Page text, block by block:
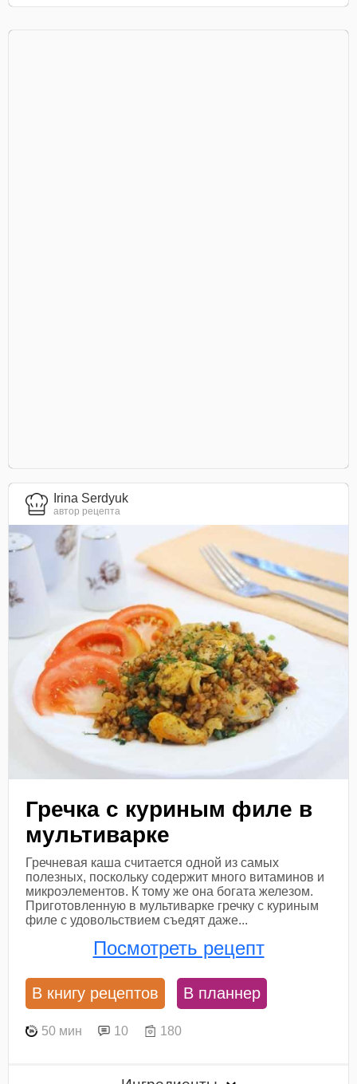
Irina Serdyuk
автор рецепта
Гречка с куриным филе в
мультиварке
Гречневая каша считается одной из самых
полезных, поскольку содержит много витаминов и
микроэлементов. К тому же она богата железом.
Приготовленную в мультиварке гречку с куриным
филе с удовольствием съедят даже...
Посмотреть рецепт
В книгу рецептов В планнер
50 мин 10 180